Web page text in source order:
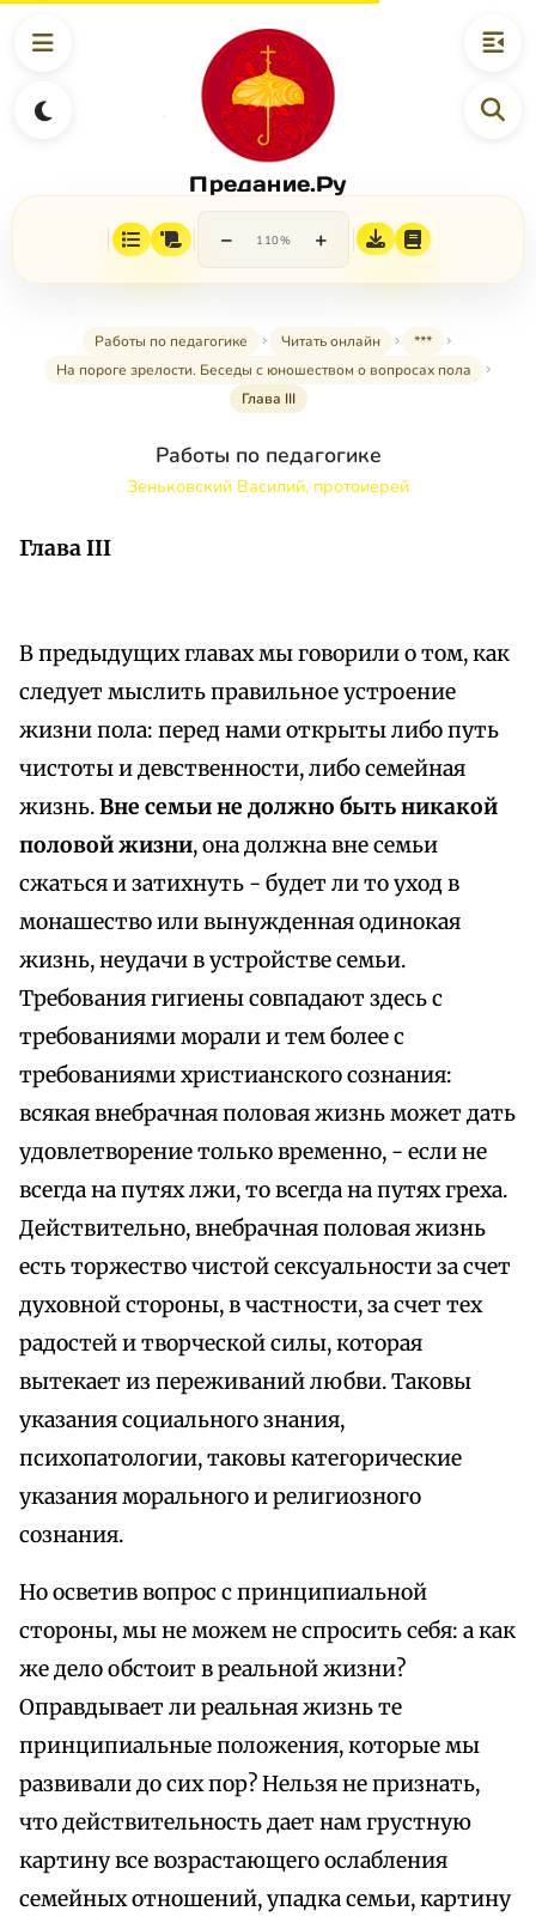
Предание.Ру
− 110% +
Работы по педагогике Читать онлайн
***
На пороге зрелости. Беседы с юношеством о вопросах пола
Глава III
Работы по педагогике
Зеньковский Василий, протоиерей
Глава III
В предыдущих главах мы говорили о том, как
следует мыслить правильное устроение
жизни пола: перед нами открыты либо путь
чистоты и девственности, либо семейная
жизнь.Вне семьи не должно быть никакой
половой жизни, она должна вне семьи
сжаться и затихнуть - будет ли то уход в
монашество или вынужденная одинокая
жизнь, неудачи в устройстве семьи.
Требования гигиены совпадают здесь с
требованиями морали и тем более с
требованиями христианского сознания:
всякая внебрачная половая жизнь может дать
удовлетворение только временно, - если не
всегда на путях лжи, то всегда на путях греха.
Действительно, внебрачная половая жизнь
есть торжество чистой сексуальности за счет
духовной стороны, в частности, за счет тех
радостей и творческой силы, которая
вытекает из переживаний любви. Таковы
указания социального знания,
психопатологии, таковы категорические
указания морального и религиозного
сознания.
Но осветив вопрос с принципиальной
стороны, мы не можем не спросить себя: а как
же дело обстоит в реальной жизни?
Оправдывает ли реальная жизнь те
принципиальные положения, которые мы
развивали до сих пор? Нельзя не признать,
что действительность дает нам грустную
картину все возрастающего ослабления
семейных отношений, упадка семьи, картину